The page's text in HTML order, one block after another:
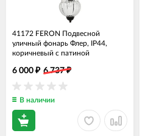
41172 FERON Подвесной
уличный фонарь Флер, IP44,
коричневый с патиной
6 000 ₽ 6 737₽
В наличии